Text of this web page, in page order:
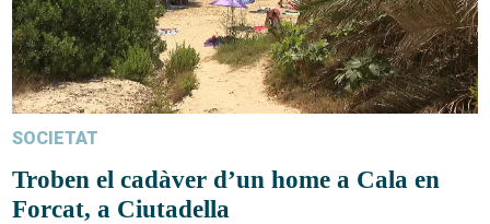
SOCIETAT
Troben el cadàver d’un home a Cala en
Forcat, a Ciutadella